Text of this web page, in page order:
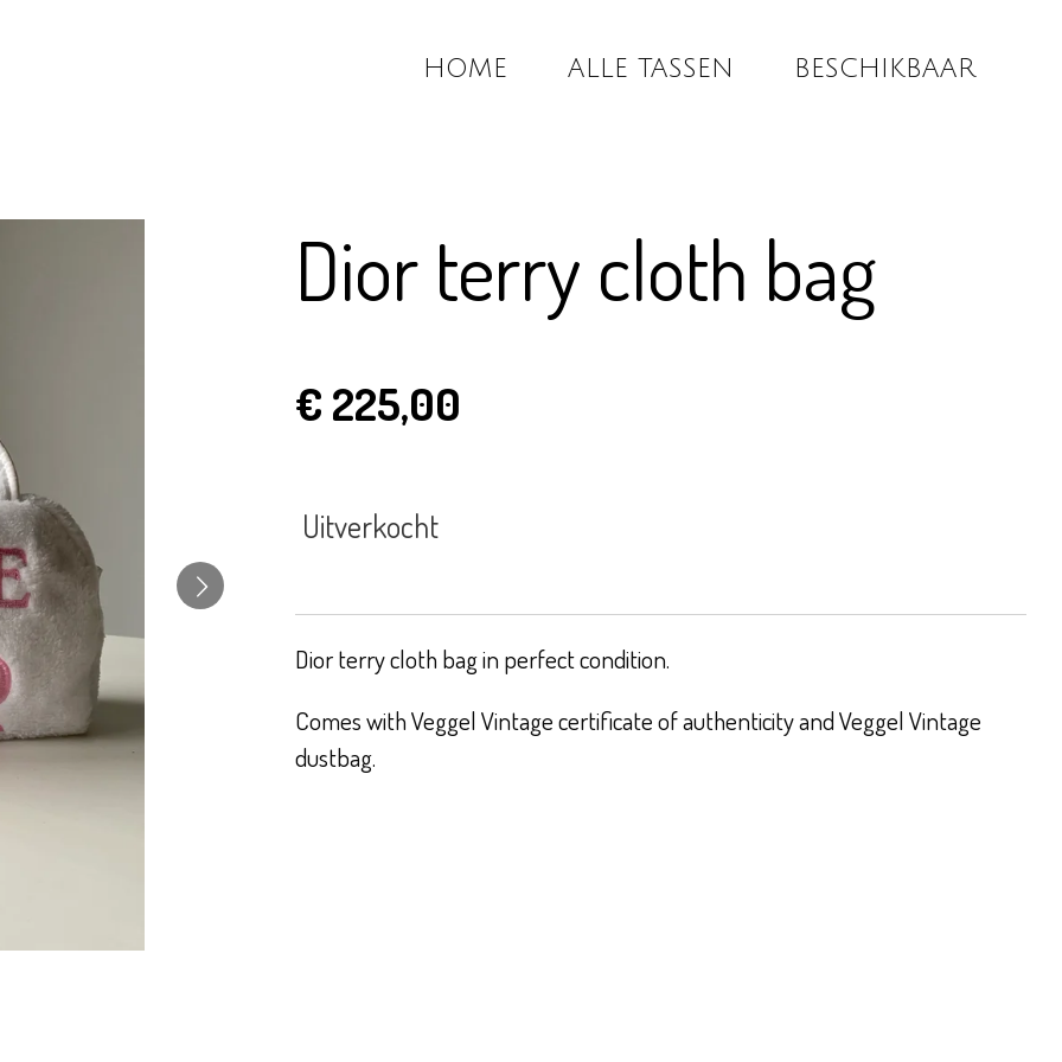
HOME ALLE TASSEN BESCHIKBAAR
Dior terry cloth bag
€ 225,00
Uitverkocht
Dior terry cloth bag in perfect condition.
Comes with Veggel Vintage certificate of authenticity and Veggel Vintage
dustbag.